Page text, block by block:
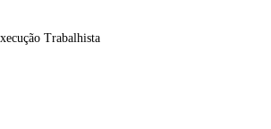
Trabalhista